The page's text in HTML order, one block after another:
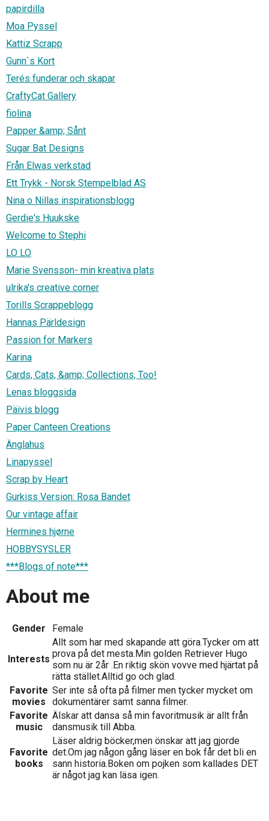
papirdilla
Moa Pyssel
Kattiz Scrapp
Gunn`s Kort
Terés funderar och skapar
CraftyCat Gallery
fiolina
Papper &amp; Sånt
Sugar Bat Designs
Från Elwas verkstad
Ett Trykk - Norsk Stempelblad AS
Nina o Nillas inspirationsblogg
Gerdie's Huukske
Welcome to Stephi
LO LO
Marie Svensson- min kreativa plats
ulrika's creative corner
Torills Scrappeblogg
Hannas Pärldesign
Passion for Markers
Karina
Cards, Cats, &amp; Collections, Too!
Lenas bloggsida
Päivis blogg
Paper Canteen Creations
Änglahus
Linapyssel
Scrap by Heart
Gurkiss Version: Rosa Bandet
Our vintage affair
Hermines hjørne
HOBBYSYSLER
***Blogs of note***
About me
Gender Female
Interests
Allt som har med skapande att göra.Tycker om att
prova på det mesta.Min golden Retriever Hugo
som nu är 2år .En riktig skön vovve med hjärtat på
rätta stället.Alltid go och glad.
Favorite
movies
Ser inte så ofta på filmer men tycker mycket om
dokumentärer samt sanna filmer.
Favorite
music
Älskar att dansa så min favoritmusik är allt från
dansmusik till Abba.
Favorite
books
Läser aldrig böcker,men önskar att jag gjorde
det.Om jag någon gång läser en bok får det bli en
sann historia.Boken om pojken som kallades DET
är något jag kan läsa igen.